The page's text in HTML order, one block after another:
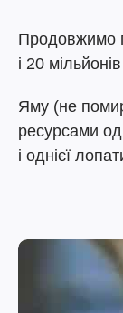
Продовжимо
і 20
Яму (не
ресурсами
і однієї